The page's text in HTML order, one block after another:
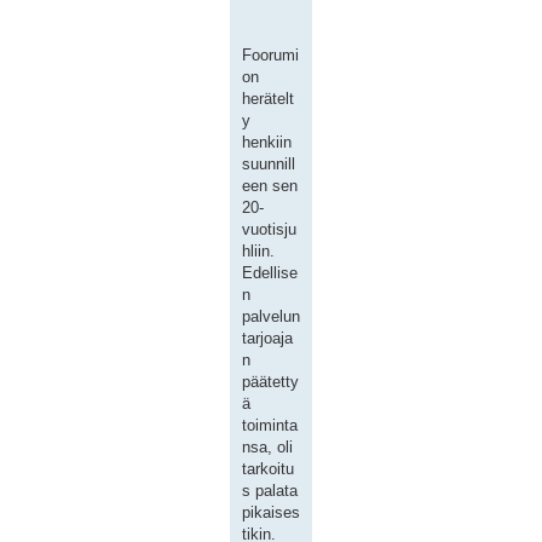
Foorumi
on
herätelt
y
henkiin
suunnill
een sen
20-
vuotisju
hliin.
Edellise
n
palvelun
tarjoaja
n
päätetty
ä
toiminta
nsa, oli
tarkoitu
s palata
pikaises
tikin.